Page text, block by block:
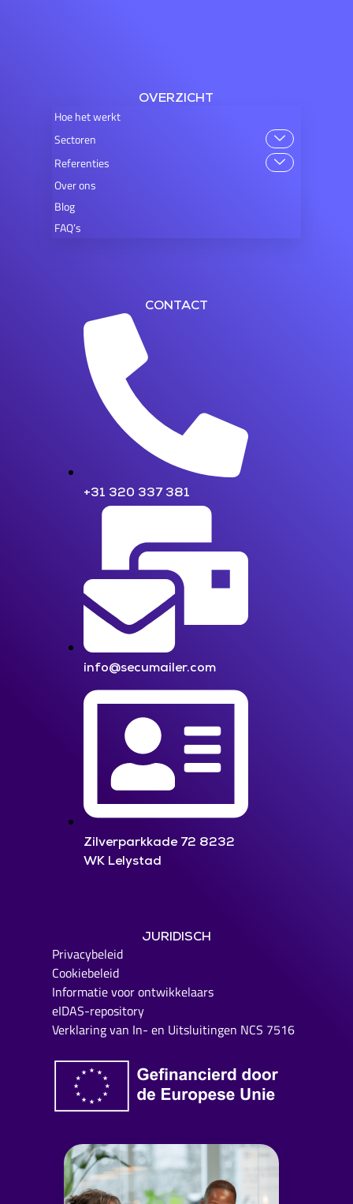
OVERZICHT
Hoe het werkt
Sectoren
Referenties
Over ons
Blog
FAQ’s
CONTACT
+31 320 337 381
info@secumailer.com
Zilverparkkade 72 8232
WK Lelystad
JURIDISCH
Privacybeleid
Cookiebeleid
Informatie voor ontwikkelaars
eIDAS-repository
Verklaring van In- en Uitsluitingen NCS 7516